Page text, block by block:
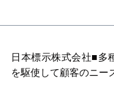
日本標示株式会社■多
を駆使して顧客のニー